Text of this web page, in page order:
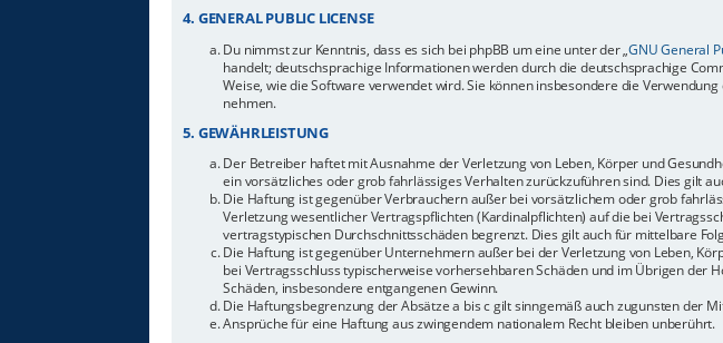
4. GENERAL PUBLIC LICENSE
Du nimmst zur Kenntnis, dass es sich bei phpBB um eine unter der „GNU General
handelt; deutschsprachige Informationen werden durch die deutschsprachige
Weise, wie die Software verwendet wird. Sie können insbesondere die
nehmen.
5. GEWÄHRLEISTUNG
Der Betreiber haftet mit Ausnahme der Verletzung von Leben, Körper und
ein vorsätzliches oder grob fahrlässiges Verhalten zurückzuführen sind. Dies gilt
Die Haftung ist gegenüber Verbrauchern außer bei vorsätzlichem oder grob
Verletzung wesentlicher Vertragspflichten (Kardinalpflichten) auf die bei
vertragstypischen Durchschnittsschäden begrenzt. Dies gilt auch für mittelbare
Die Haftung ist gegenüber Unternehmern außer bei der Verletzung von Leben,
bei Vertragsschluss typischerweise vorhersehbaren Schäden und im Übrigen
Schäden, insbesondere entgangenen Gewinn.
Die Haftungsbegrenzung der Absätze a bis c gilt sinngemäß auch zugunsten der
Ansprüche für eine Haftung aus zwingendem nationalem Recht bleiben unberührt.